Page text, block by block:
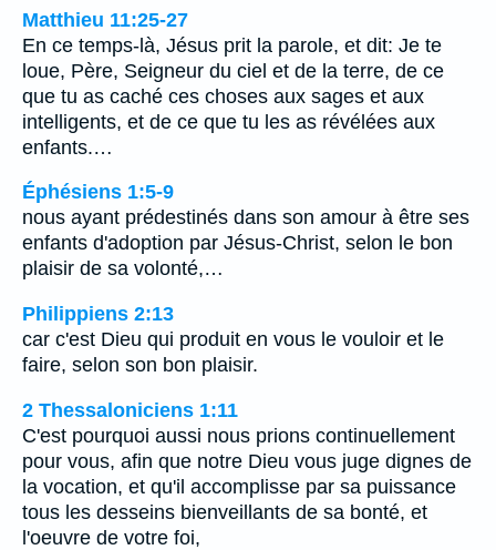
Matthieu 11:25-27
En ce temps-là, Jésus prit la parole, et dit: Je te
loue, Père, Seigneur du ciel et de la terre, de ce
que tu as caché ces choses aux sages et aux
intelligents, et de ce que tu les as révélées aux
enfants.…
Éphésiens 1:5-9
nous ayant prédestinés dans son amour à être ses
enfants d'adoption par Jésus-Christ, selon le bon
plaisir de sa volonté,…
Philippiens 2:13
car c'est Dieu qui produit en vous le vouloir et le
faire, selon son bon plaisir.
2 Thessaloniciens 1:11
C'est pourquoi aussi nous prions continuellement
pour vous, afin que notre Dieu vous juge dignes de
la vocation, et qu'il accomplisse par sa puissance
tous les desseins bienveillants de sa bonté, et
l'oeuvre de votre foi,